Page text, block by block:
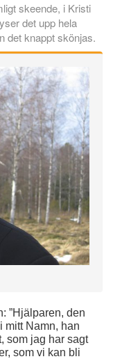
skeende, i Kristi
det upp hela
det knappt skönjas.
”Hjälparen, den
mitt Namn, han
som jag har sagt
som vi kan bli